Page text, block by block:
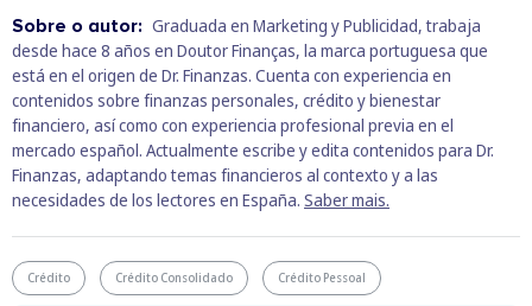
Sobre o autor: Graduada en Marketing y Publicidad, trabaja
desde hace 8 años en Doutor Finanças, la marca portuguesa que
está en el origen de Dr. Finanzas. Cuenta con experiencia en
contenidos sobre finanzas personales, crédito y bienestar
financiero, así como con experiencia profesional previa en el
mercado español. Actualmente escribe y edita contenidos para Dr.
Finanzas, adaptando temas financieros al contexto y a las
necesidades de los lectores en España. Saber mais.
Crédito Crédito Consolidado Crédito Pessoal